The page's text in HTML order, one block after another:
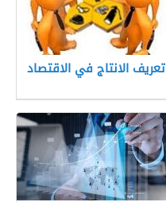
تعريف الانتاج في الاقتصاد